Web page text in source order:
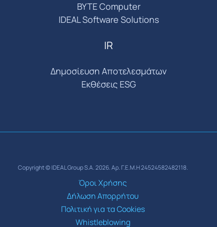
BYTE Computer
IDEAL Software Solutions
IR
Δημοσίευση Αποτελεσμάτων
Εκθέσεις ESG
Copyright © IDEAL Group S.A. 2026. Αρ. Γ.Ε.Μ.Η 24524582482118.
Όροι Χρήσης
Δήλωση Απορρήτου
Πολιτική για τα Cookies
Whistleblowing